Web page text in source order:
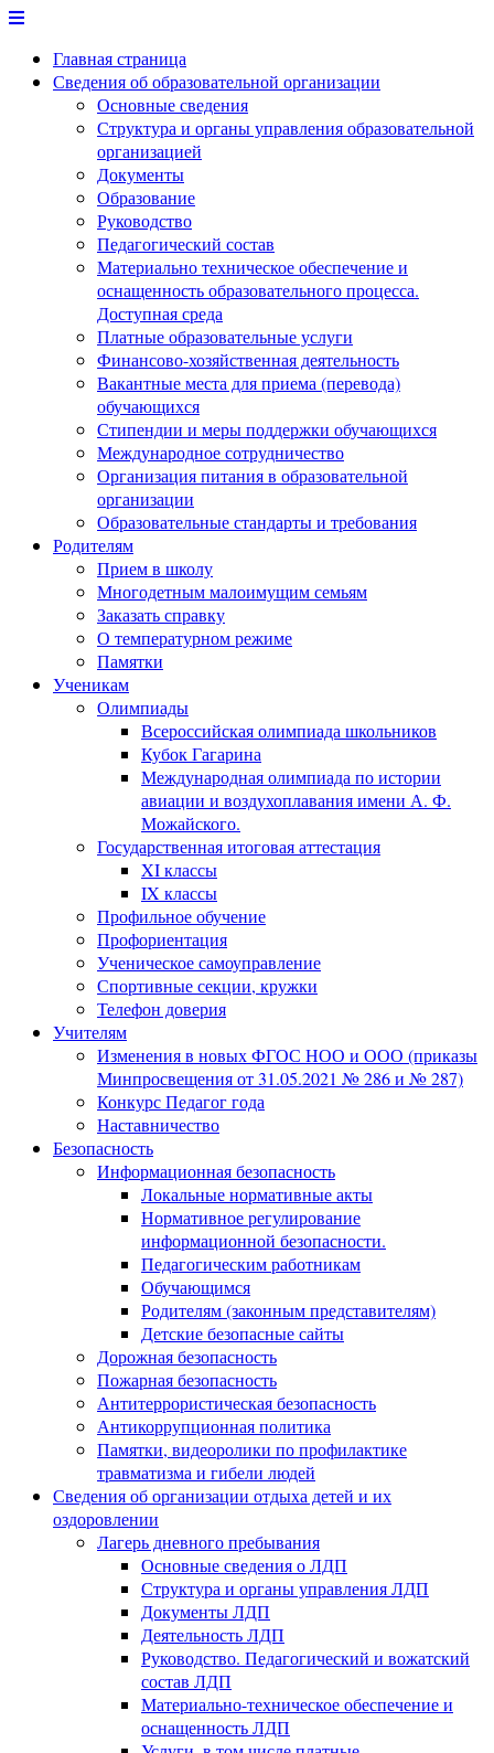
Перейти
содержимому
Главная страница
Сведения об образовательной организации
Основные сведения
Структура и органы управления образовательной
организацией
Документы
Образование
Руководство
Педагогический состав
Материально техническое обеспечение и
оснащенность образовательного процесса.
Доступная среда
Платные образовательные услуги
Финансово-хозяйственная деятельность
Вакантные места для приема (перевода)
обучающихся
Стипендии и меры поддержки обучающихся
Международное сотрудничество
Организация питания в образовательной
организации
Образовательные стандарты и требования
Родителям
Прием в школу
Многодетным малоимущим семьям
Заказать справку
О температурном режиме
Памятки
Ученикам
Олимпиады
Всероссийская олимпиада школьников
Кубок Гагарина
Международная олимпиада по истории
авиации и воздухоплавания имени А. Ф.
Можайского.
Государственная итоговая аттестация
XI классы
IX классы
Профильное обучение
Профориентация
Ученическое самоуправление
Спортивные секции, кружки
Телефон доверия
Учителям
Изменения в новых ФГОС НОО и ООО (приказы
Минпросвещения от 31.05.2021 № 286 и № 287)
Конкурс Педагог года
Наставничество
Безопасность
Информационная безопасность
Локальные нормативные акты
Нормативное регулирование
информационной безопасности.
Педагогическим работникам
Обучающимся
Родителям (законным представителям)
Детские безопасные сайты
Дорожная безопасность
Пожарная безопасность
Антитеррористическая безопасность
Антикоррупционная политика
Памятки, видеоролики по профилактике
травматизма и гибели людей
Сведения об организации отдыха детей и их
оздоровлении
Лагерь дневного пребывания
Основные сведения о ЛДП
Структура и органы управления ЛДП
Документы ЛДП
Деятельность ЛДП
Руководство. Педагогический и вожатский
состав ЛДП
Материально-техническое обеспечение и
оснащенность ЛДП